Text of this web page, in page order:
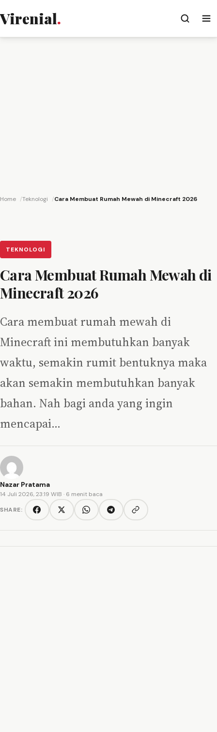
Virenial.
Home Teknologi Cara Membuat Rumah Mewah di Minecraft 2026
TEKNOLOGI
Cara Membuat Rumah Mewah di
Minecraft 2026
Cara membuat rumah mewah di
Minecraft ini membutuhkan banyak
waktu, semakin rumit bentuknya maka
akan semakin membutuhkan banyak
bahan. Nah bagi anda yang ingin
mencapai…
Nazar Pratama
14 Juli 2026, 23:19 WIB · 6 menit baca
SHARE:
FacebookTwitter/XWhatsAppTelegramCopy link